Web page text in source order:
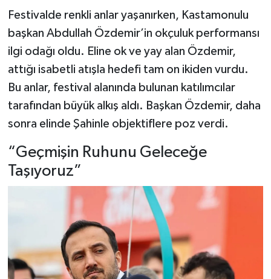
Festivalde renkli anlar yaşanırken, Kastamonulu
başkan Abdullah Özdemir’in okçuluk performansı
ilgi odağı oldu. Eline ok ve yay alan Özdemir,
attığı isabetli atışla hedefi tam on ikiden vurdu.
Bu anlar, festival alanında bulunan katılımcılar
tarafından büyük alkış aldı. Başkan Özdemir, daha
sonra elinde Şahinle objektiflere poz verdi.
“Geçmişin Ruhunu Geleceğe
Taşıyoruz”